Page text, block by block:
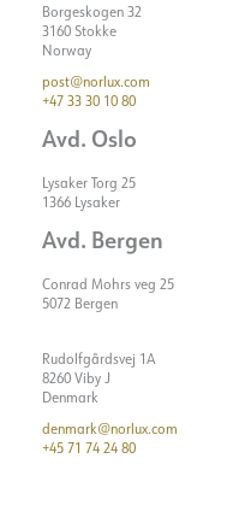
Borgeskogen 32
3160 Stokke
Norway
post@norlux.com
+47 33 30 10 80
Avd. Oslo
Lysaker Torg 25
1366 Lysaker
Avd. Bergen
Conrad Mohrs veg 25
5072 Bergen
Rudolfgårdsvej 1A
8260 Viby J
Denmark
denmark@norlux.com
+45 71 74 24 80